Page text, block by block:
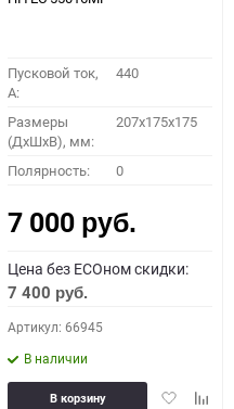
Пусковой ток,
A:
440
Размеры
(ДхШхВ), мм:
207x175x175
Полярность: 0
7 000 руб.
Цена без ECOном скидки:
7 400 руб.
Артикул: 66945
В наличии
Добавить
В корзину